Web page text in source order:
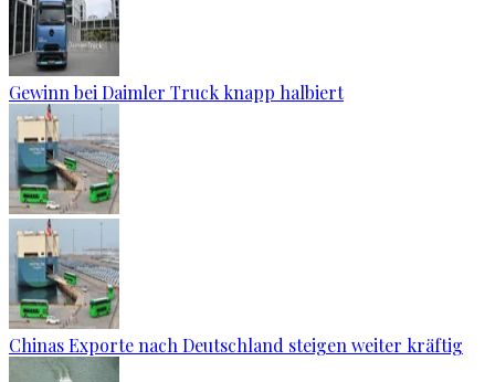
Gewinn bei Daimler Truck knapp halbiert
Chinas Exporte nach Deutschland steigen weiter kräftig